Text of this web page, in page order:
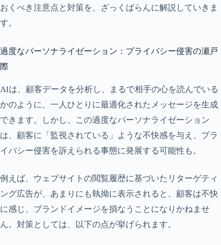
おくべき注意点と対策を、ざっくばらんに解説していきま
す。
過度なパーソナライゼーション：プライバシー侵害の瀬戸
際
AIは、顧客データを分析し、まるで相手の心を読んでいる
かのように、一人ひとりに最適化されたメッセージを生成
できます。しかし、この過度なパーソナライゼーション
は、顧客に「監視されている」ような不快感を与え、プラ
イバシー侵害を訴えられる事態に発展する可能性も。
例えば、ウェブサイトの閲覧履歴に基づいたリターゲティ
ング広告が、あまりにも執拗に表示されると、顧客は不快
に感じ、ブランドイメージを損なうことになりかねませ
ん。対策としては、以下の点が挙げられます。